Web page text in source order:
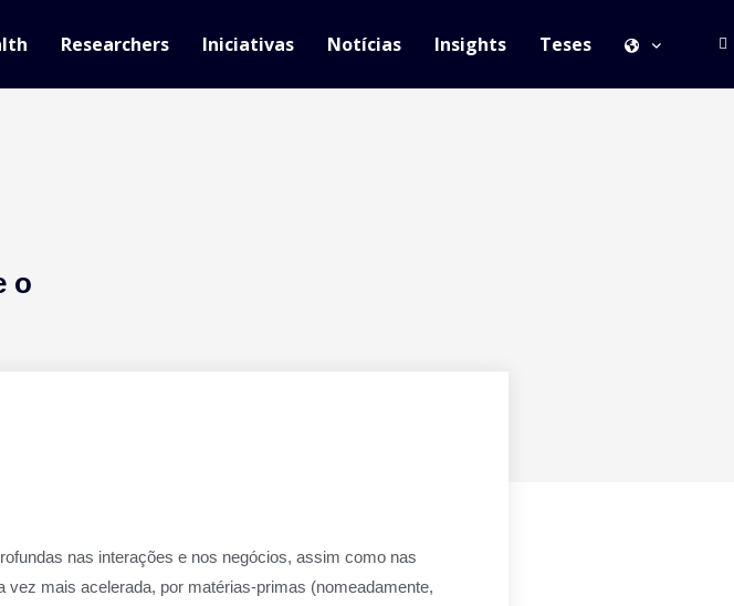
Researchers Iniciativas Notícias Insights Teses
o
nas interações e nos negócios, assim como nas
mais acelerada, por matérias‑primas (nomeadamente,